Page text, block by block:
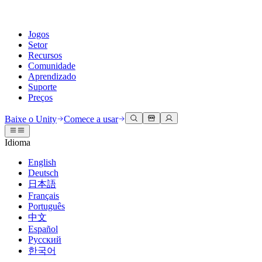
Jogos
Setor
Recursos
Comunidade
Aprendizado
Suporte
Preços
Engine do Unity
Crie jogos 2D e 3D para qualquer plataforma
Colaboração
Colabore e itere rapidamente com sua equipe
Baixe o Unity
Planos e preços
Implante
Multiplataforma
Colaboração 3D
Construa e revise projetos 3D em tempo real
Treinamento imersivo
Treine em ambientes imersivos
Experiências do cliente
Crie experiências interativas em 3D
Setores
Manufatura
Documentação
Ferramentas de desenvolvedor
Versões de lançamento e rastreador de problemas
Roteiro
Revisar recursos futuros
Glossário
Discussões
Eventos
Eventos globais e locais
Histórias da comunidade
Made with Unity
Mostrando criadores do Unity
Unity Learn
Domine habilidades do Unity gratuitamente
Treinamento profissional
Aprimore sua equipe com treinadores do Unity
É iniciante no Unity?
Conceitos básicos
Inicie seu aprendizado
Caminhos Essenciais do Unity
Obter ajuda
Ajudando você a ter sucesso com Unity
Planos de sucesso
Alcance seus objetivos mais rápido com suporte especializado
Perguntas frequentes
Respostas para perguntas comuns
Entre em contato conosco
Conecte-se com nossa equipe
Baixe o Unity Comece a usar
Idioma
English
Deutsch
日本語
Français
Português
中文
Español
Русский
한국어